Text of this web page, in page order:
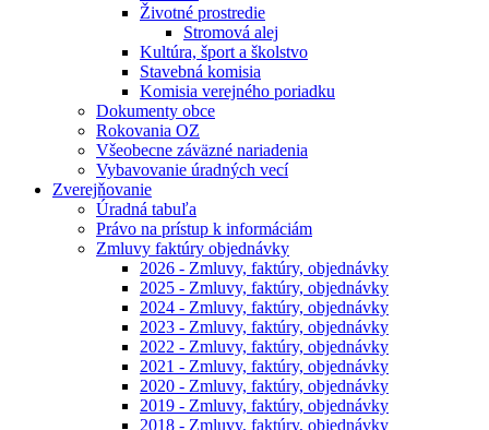
Životné prostredie
Stromová alej
Kultúra, šport a školstvo
Stavebná komisia
Komisia verejného poriadku
Dokumenty obce
Rokovania OZ
Všeobecne záväzné nariadenia
Vybavovanie úradných vecí
Zverejňovanie
Úradná tabuľa
Právo na prístup k informáciám
Zmluvy faktúry objednávky
2026 - Zmluvy, faktúry, objednávky
2025 - Zmluvy, faktúry, objednávky
2024 - Zmluvy, faktúry, objednávky
2023 - Zmluvy, faktúry, objednávky
2022 - Zmluvy, faktúry, objednávky
2021 - Zmluvy, faktúry, objednávky
2020 - Zmluvy, faktúry, objednávky
2019 - Zmluvy, faktúry, objednávky
2018 - Zmluvy, faktúry, objednávky